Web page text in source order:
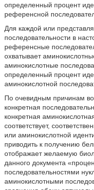
определенный процент
референсной
Для каждой или
последовательности в
референсные
охватывает
аминокислотные
определенный процент
аминокислотной
По очевидным причинам
конкретная
конкретная
соответствует,
или аминокислотной
приводить к получению
отображает желаемую
данного документа
последовательностями
аминокислотными